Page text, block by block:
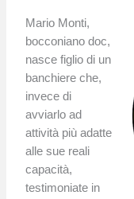
Mario Monti,
bocconiano doc,
nasce figlio di un
banchiere che,
invece di
avviarlo ad
attività più adatte
alle sue reali
capacità,
testimoniate in